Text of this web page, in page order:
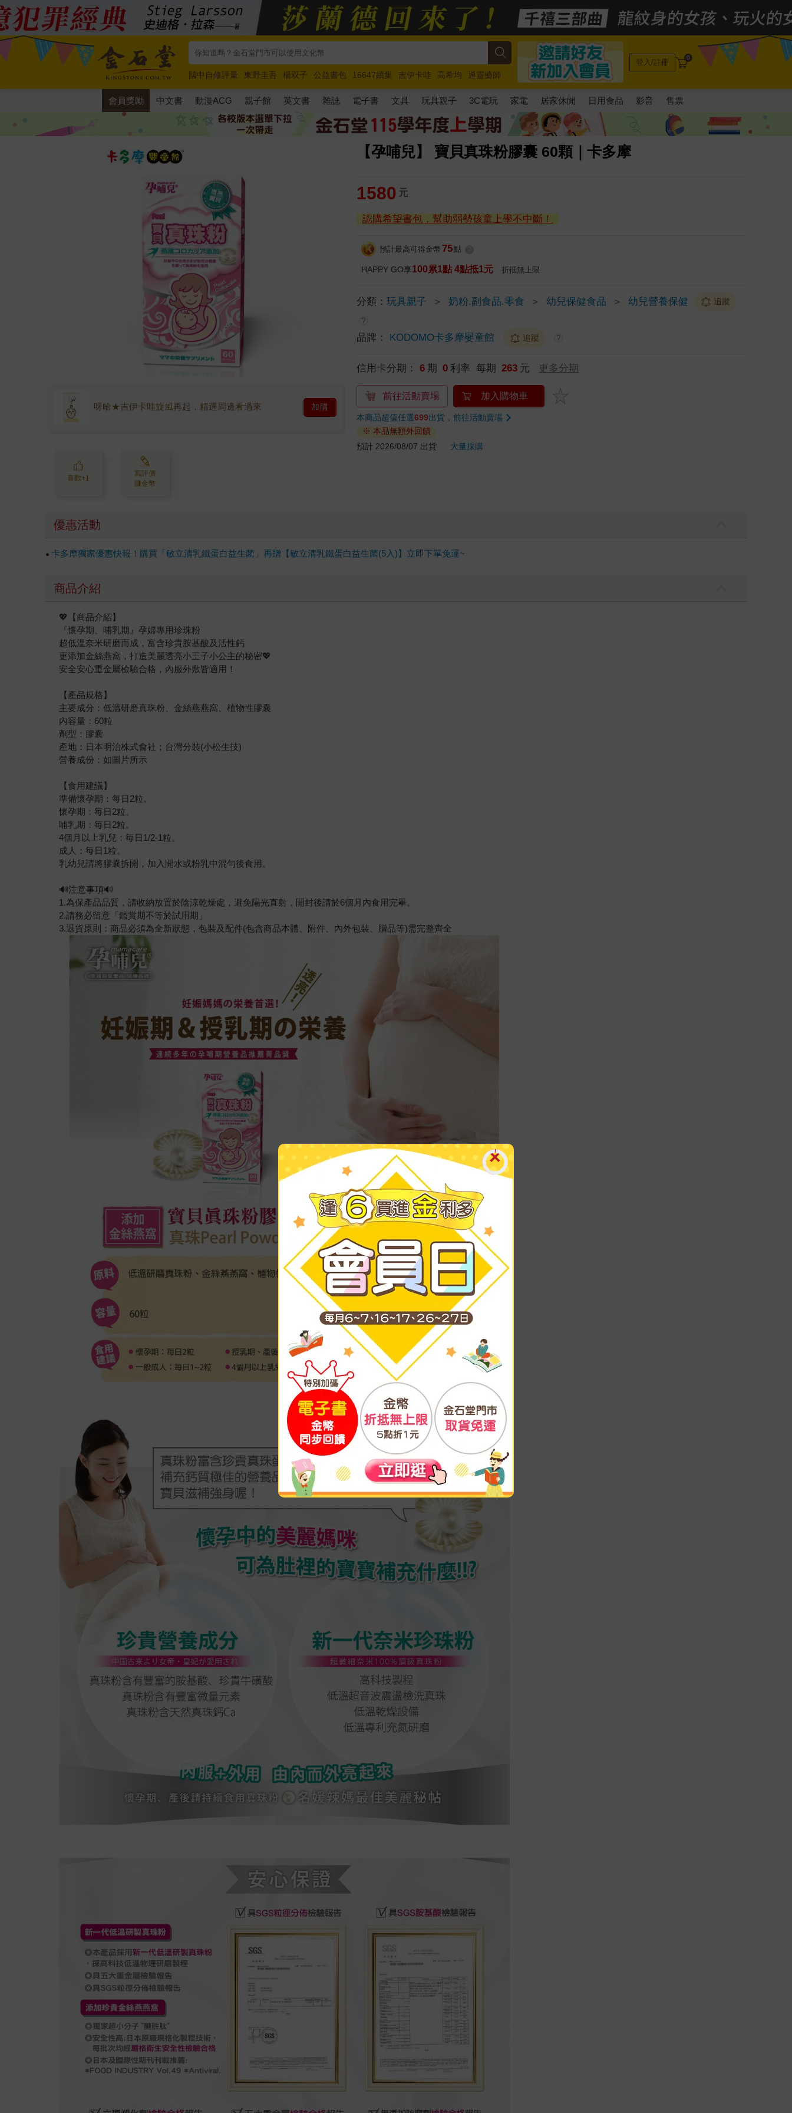
國中自修評量 東野圭吾 楊双子 公益書包 16647續集 吉伊卡哇 高希均
通靈藥師
唯紅花綻放
奧德賽 路邊攤新作 馬斯克 玩具總動員5 超慢跑
登入/註冊 0
會員獎勵 中文書 動漫ACG 親子館 英文書 雜誌 電子書 文具 玩具親子 3C電玩 家電 居家休閒 日用食品 影音 售票
【孕哺兒】 寶貝真珠粉膠囊 60顆｜卡多摩
呀哈★吉伊卡哇旋風再起，精選周邊看過來 加購
喜歡+1
寫評價
賺金幣
1580 元
認購希望書包，幫助弱勢孩童上學不中斷！
預計最高可得金幣 75 點
HAPPY GO享100累1點 4點抵1元 折抵無上限
分類：玩具親子 ＞ 奶粉.副食品.零食 ＞ 幼兒保健食品 ＞ 幼兒營養保健 追蹤
?
品牌： KODOMO卡多摩嬰童館 追蹤 ?
信用卡分期： 6 期 0 利率 每期 263 元 更多分期
前往活動賣場 加入購物車
本商品超值任選699出貨，前往活動賣場
※ 本品無額外回饋
預計 2026/08/07 出貨
大量採購
優惠活動
卡多摩獨家優惠快報！購買「敏立清乳鐵蛋白益生菌」再贈【敏立清乳鐵蛋白益生菌(5入)】立即下單免運~
商品介紹
💖【商品介紹】
『懷孕期、哺乳期』孕婦專用珍珠粉
超低溫奈米研磨而成，富含珍貴胺基酸及活性鈣
更添加金絲燕窩，打造美麗透亮小王子小公主的秘密💖
安全安心重金屬檢驗合格，內服外敷皆適用！
【產品規格】
主要成分：低溫研磨真珠粉、金絲燕燕窩、植物性膠囊
內容量：60粒
劑型：膠囊
產地：日本明治株式會社；台灣分裝(小松生技)
營養成份：如圖片所示
【食用建議】
準備懷孕期：每日2粒。
懷孕期：毎日2粒。
哺乳期：毎日2粒。
4個月以上乳兒：毎日1/2-1粒。
成人：毎日1粒。
乳幼兒請將膠囊拆開，加入開水或粉乳中混勻後食用。
🔊注意事項🔊
1.為保產品品質，請收納放置於陰涼乾燥處，避免陽光直射，開封後請於6個月內食用完畢。
2.請務必留意「鑑賞期不等於試用期」
3.退貨原則：商品必須為全新狀態，包裝及配件(包含商品本體、附件、內外包裝、贈品等)需完整齊全